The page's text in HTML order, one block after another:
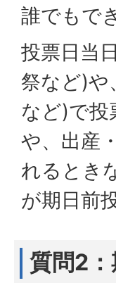
誰でもで
投票日当
祭など)や
など)で投
や、出産
れるとき
が期日前
質問2